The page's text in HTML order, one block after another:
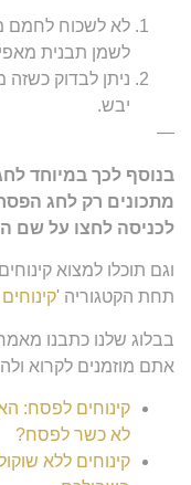
לשמן תבנית
ניתן לבדוק כשזה
יבש.
—
בנוסף לכך במיוחד
מתכונים רק לחג
לכניסה לחצו על שם
וגם תוכלו למצוא
תחת הקטגוריה '
בבלוג שלנו כתבנו
אתם מוזמנים לקרוא
קינוחים לפסח:
לא כשר לפסח?
קינוחים ללא